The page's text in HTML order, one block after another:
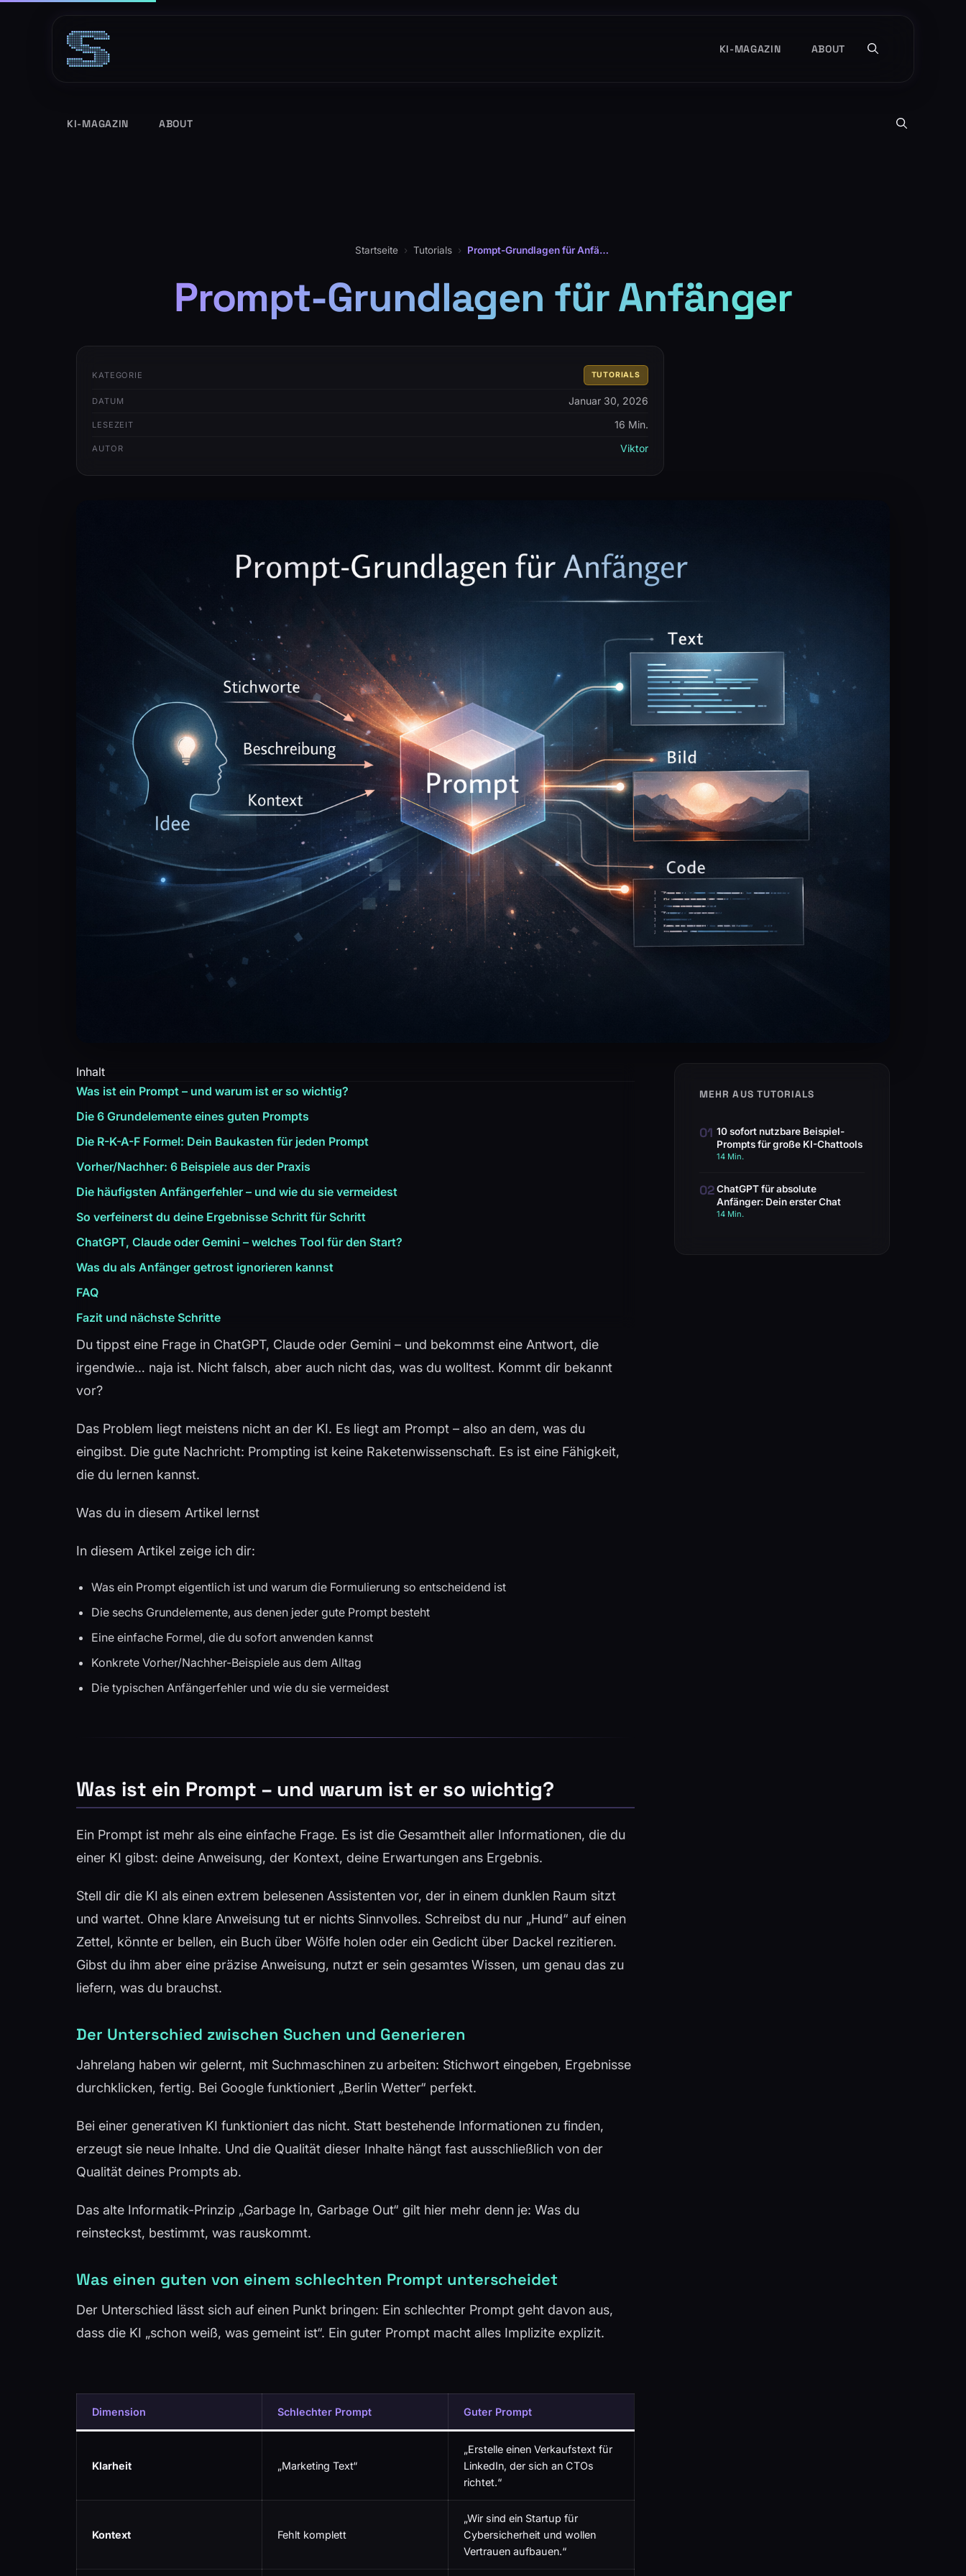
KI-MAGAZIN ABOUT
KI-MAGAZIN ABOUT
Startseite › Tutorials › Prompt-Grundlagen für Anfänger
Prompt-Grundlagen für Anfänger
KATEGORIE TUTORIALS
DATUM Januar 30, 2026
LESEZEIT 16 Min.
AUTOR Viktor
Inhalt
Was ist ein Prompt – und warum ist er so wichtig?
Die 6 Grundelemente eines guten Prompts
Die R-K-A-F Formel: Dein Baukasten für jeden Prompt
Vorher/Nachher: 6 Beispiele aus der Praxis
Die häufigsten Anfängerfehler – und wie du sie vermeidest
So verfeinerst du deine Ergebnisse Schritt für Schritt
ChatGPT, Claude oder Gemini – welches Tool für den Start?
Was du als Anfänger getrost ignorieren kannst
FAQ
Fazit und nächste Schritte
Du tippst eine Frage in ChatGPT, Claude oder Gemini – und bekommst eine Antwort, die
irgendwie… naja ist. Nicht falsch, aber auch nicht das, was du wolltest. Kommt dir bekannt
vor?
Das Problem liegt meistens nicht an der KI. Es liegt am Prompt – also an dem, was du
eingibst. Die gute Nachricht: Prompting ist keine Raketenwissenschaft. Es ist eine Fähigkeit,
die du lernen kannst.
Was du in diesem Artikel lernst
In diesem Artikel zeige ich dir:
Was ein Prompt eigentlich ist und warum die Formulierung so entscheidend ist
Die sechs Grundelemente, aus denen jeder gute Prompt besteht
Eine einfache Formel, die du sofort anwenden kannst
Konkrete Vorher/Nachher-Beispiele aus dem Alltag
Die typischen Anfängerfehler und wie du sie vermeidest
Was ist ein Prompt – und warum ist er so wichtig?
Ein Prompt ist mehr als eine einfache Frage. Es ist die Gesamtheit aller Informationen, die du
einer KI gibst: deine Anweisung, der Kontext, deine Erwartungen ans Ergebnis.
Stell dir die KI als einen extrem belesenen Assistenten vor, der in einem dunklen Raum sitzt
und wartet. Ohne klare Anweisung tut er nichts Sinnvolles. Schreibst du nur „Hund“ auf einen
Zettel, könnte er bellen, ein Buch über Wölfe holen oder ein Gedicht über Dackel rezitieren.
Gibst du ihm aber eine präzise Anweisung, nutzt er sein gesamtes Wissen, um genau das zu
liefern, was du brauchst.
Der Unterschied zwischen Suchen und Generieren
Jahrelang haben wir gelernt, mit Suchmaschinen zu arbeiten: Stichwort eingeben, Ergebnisse
durchklicken, fertig. Bei Google funktioniert „Berlin Wetter“ perfekt.
Bei einer generativen KI funktioniert das nicht. Statt bestehende Informationen zu finden,
erzeugt sie neue Inhalte. Und die Qualität dieser Inhalte hängt fast ausschließlich von der
Qualität deines Prompts ab.
Das alte Informatik-Prinzip „Garbage In, Garbage Out“ gilt hier mehr denn je: Was du
reinsteckst, bestimmt, was rauskommt.
Was einen guten von einem schlechten Prompt unterscheidet
Der Unterschied lässt sich auf einen Punkt bringen: Ein schlechter Prompt geht davon aus,
dass die KI „schon weiß, was gemeint ist“. Ein guter Prompt macht alles Implizite explizit.
Dimension Schlechter Prompt Guter Prompt
Klarheit „Marketing Text“
„Erstelle einen Verkaufstext für
LinkedIn, der sich an CTOs
richtet.“
Kontext Fehlt komplett
„Wir sind ein Startup für
Cybersicherheit und wollen
Vertrauen aufbauen.“
MEHR AUS TUTORIALS
01 10 sofort nutzbare Beispiel-
Prompts für große KI-Chattools
14 Min.
02ChatGPT für absolute
Anfänger: Dein erster Chat
14 Min.